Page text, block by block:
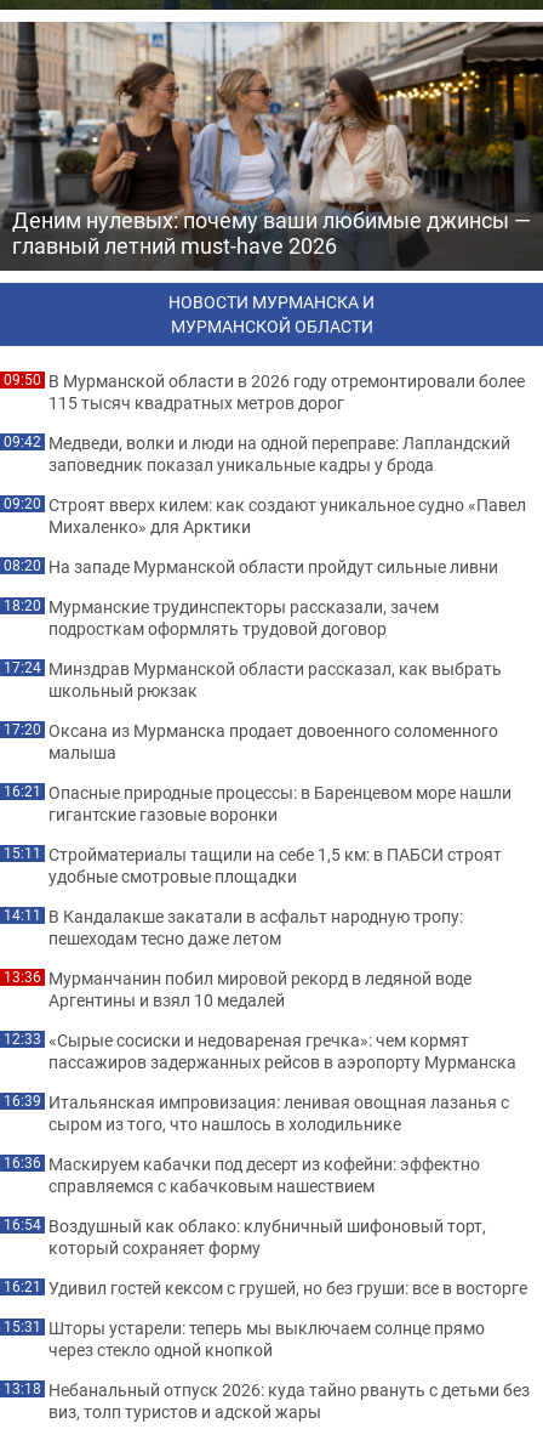
Деним нулевых: почему ваши любимые джинсы —
главный летний must-have 2026
НОВОСТИ МУРМАНСКА И
МУРМАНСКОЙ ОБЛАСТИ
09:50 В Мурманской области в 2026 году отремонтировали более
115 тысяч квадратных метров дорог
09:42 Медведи, волки и люди на одной переправе: Лапландский
заповедник показал уникальные кадры у брода
09:20 Строят вверх килем: как создают уникальное судно «Павел
Михаленко» для Арктики
08:20 На западе Мурманской области пройдут сильные ливни
18:20 Мурманские трудинспекторы рассказали, зачем
подросткам оформлять трудовой договор
17:24 Минздрав Мурманской области рассказал, как выбрать
школьный рюкзак
17:20 Оксана из Мурманска продает довоенного соломенного
малыша
16:21 Опасные природные процессы: в Баренцевом море нашли
гигантские газовые воронки
15:11 Стройматериалы тащили на себе 1,5 км: в ПАБСИ строят
удобные смотровые площадки
14:11 В Кандалакше закатали в асфальт народную тропу:
пешеходам тесно даже летом
13:36 Мурманчанин побил мировой рекорд в ледяной воде
Аргентины и взял 10 медалей
12:33 «Сырые сосиски и недовареная гречка»: чем кормят
пассажиров задержанных рейсов в аэропорту Мурманска
16:39 Итальянская импровизация: ленивая овощная лазанья с
сыром из того, что нашлось в холодильнике
16:36 Маскируем кабачки под десерт из кофейни: эффектно
справляемся с кабачковым нашествием
16:54 Воздушный как облако: клубничный шифоновый торт,
который сохраняет форму
16:21 Удивил гостей кексом с грушей, но без груши: все в восторге
15:31 Шторы устарели: теперь мы выключаем солнце прямо
через стекло одной кнопкой
13:18 Небанальный отпуск 2026: куда тайно рвануть с детьми без
виз, толп туристов и адской жары